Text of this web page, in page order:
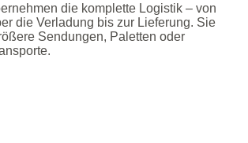
die komplette Logistik – von
die Verladung bis zur Lieferung. Sie
Sendungen, Paletten oder